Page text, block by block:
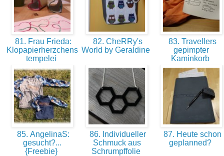
81. Frau Frieda:
Klopapierherzchens
tempelei
82. CheRRy's
World by Geraldine
83. Travellers
gepimpter
Kaminkorb
85. AngelinaS:
gesucht?...
{Freebie}
86. Individueller
Schmuck aus
Schrumpffolie
87. Heute schon
geplanned?